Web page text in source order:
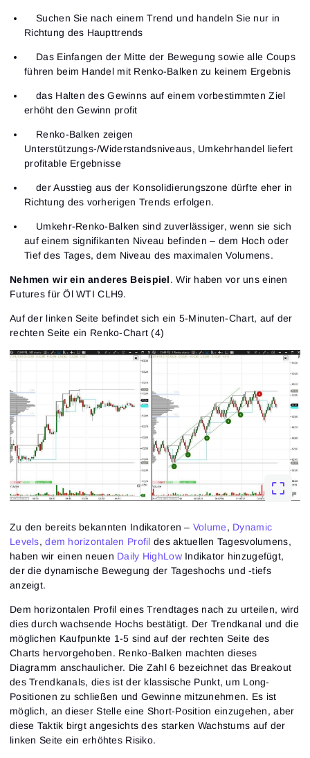
Suchen Sie nach einem Trend und handeln Sie nur in
Richtung des Haupttrends
Das Einfangen der Mitte der Bewegung sowie alle Coups
führen beim Handel mit Renko-Balken zu keinem Ergebnis
das Halten des Gewinns auf einem vorbestimmten Ziel
erhöht den Gewinn profit
Renko-Balken zeigen
Unterstützungs-/Widerstandsniveaus, Umkehrhandel liefert
profitable Ergebnisse
der Ausstieg aus der Konsolidierungszone dürfte eher in
Richtung des vorherigen Trends erfolgen.
Umkehr-Renko-Balken sind zuverlässiger, wenn sie sich
auf einem signifikanten Niveau befinden – dem Hoch oder
Tief des Tages, dem Niveau des maximalen Volumens.
Nehmen wir ein anderes Beispiel. Wir haben vor uns einen
Futures für Öl WTI CLH9.
Auf der linken Seite befindet sich ein 5-Minuten-Chart, auf der
rechten Seite ein Renko-Chart (4)
Zu den bereits bekannten Indikatoren – Volume, Dynamic
Levels, dem horizontalen Profil des aktuellen Tagesvolumens,
haben wir einen neuen Daily HighLowIndikator hinzugefügt,
der die dynamische Bewegung der Tageshochs und -tiefs
anzeigt.
Dem horizontalen Profil eines Trendtages nach zu urteilen, wird
dies durch wachsende Hochs bestätigt. Der Trendkanal und die
möglichen Kaufpunkte 1-5 sind auf der rechten Seite des
Charts hervorgehoben. Renko-Balken machten dieses
Diagramm anschaulicher. Die Zahl 6 bezeichnet das Breakout
des Trendkanals, dies ist der klassische Punkt, um Long-
Positionen zu schließen und Gewinne mitzunehmen. Es ist
möglich, an dieser Stelle eine Short-Position einzugehen, aber
diese Taktik birgt angesichts des starken Wachstums auf der
linken Seite ein erhöhtes Risiko.